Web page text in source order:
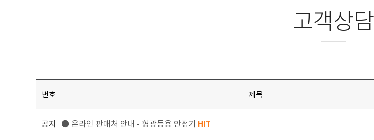
고객상담
번호 제목
공지 ● 온라인 판매처 안내 - 형광등용 안정기 HIT